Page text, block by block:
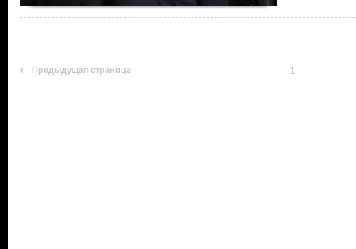
Предыдущая страница 1